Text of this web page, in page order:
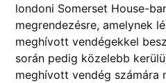
londoni Somerset House-
megrendezésre, amelynek
meghívott vendégekkel
során pedig közelebb
meghívott vendég számára